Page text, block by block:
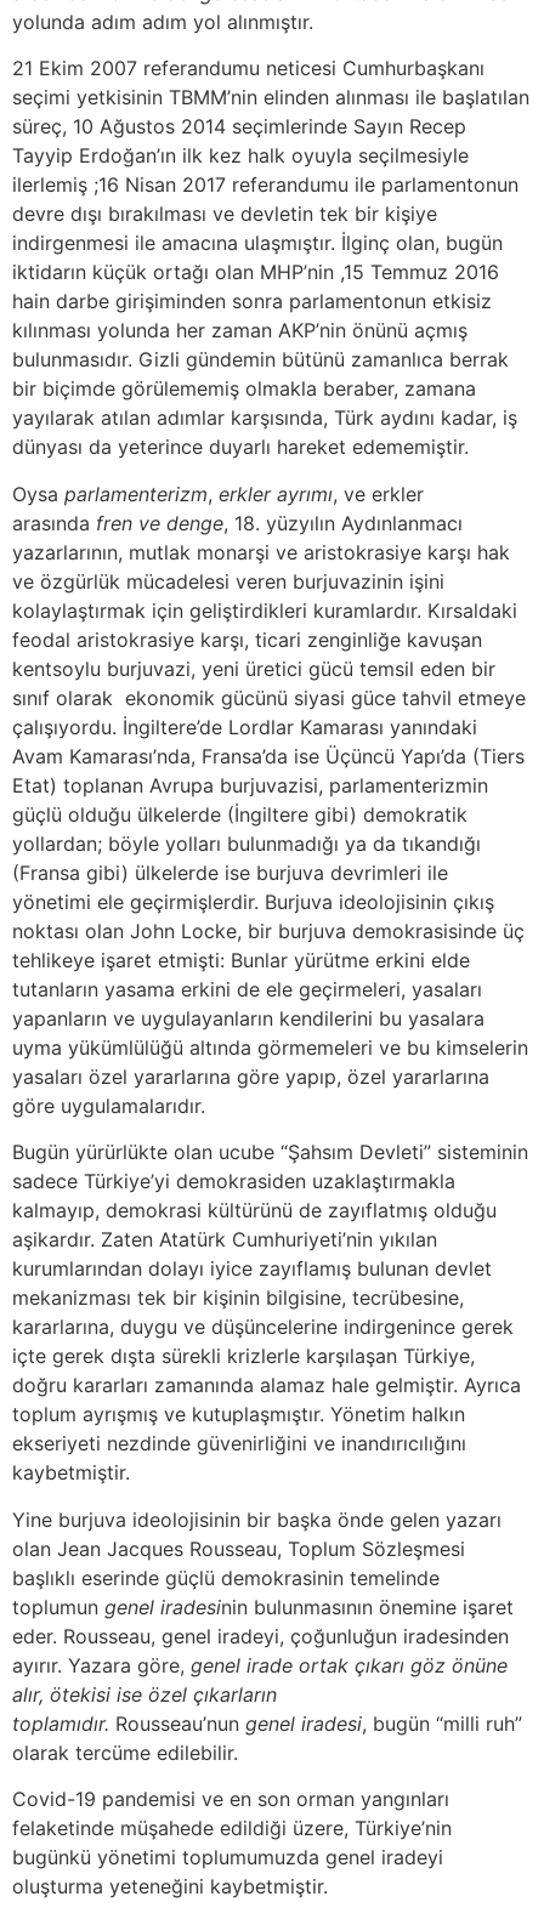
yolunda adım adım yol alınmıştır.
21 Ekim 2007 referandumu neticesi Cumhurbaşkanı
seçimi yetkisinin TBMM’nin elinden alınması ile başlatılan
süreç, 10 Ağustos 2014 seçimlerinde Sayın Recep
Tayyip Erdoğan’ın ilk kez halk oyuyla seçilmesiyle
ilerlemiş ;16 Nisan 2017 referandumu ile parlamentonun
devre dışı bırakılması ve devletin tek bir kişiye
indirgenmesi ile amacına ulaşmıştır. İlginç olan, bugün
iktidarın küçük ortağı olan MHP’nin ,15 Temmuz 2016
hain darbe girişiminden sonra parlamentonun etkisiz
kılınması yolunda her zaman AKP’nin önünü açmış
bulunmasıdır. Gizli gündemin bütünü zamanlıca berrak
bir biçimde görülememiş olmakla beraber, zamana
yayılarak atılan adımlar karşısında, Türk aydını kadar, iş
dünyası da yeterince duyarlı hareket edememiştir.
Oysa parlamenterizm, erkler ayrımı, ve erkler
arasında fren ve denge, 18. yüzyılın Aydınlanmacı
yazarlarının, mutlak monarşi ve aristokrasiye karşı hak
ve özgürlük mücadelesi veren burjuvazinin işini
kolaylaştırmak için geliştirdikleri kuramlardır. Kırsaldaki
feodal aristokrasiye karşı, ticari zenginliğe kavuşan
kentsoylu burjuvazi, yeni üretici gücü temsil eden bir
sınıf olarak ekonomik gücünü siyasi güce tahvil etmeye
çalışıyordu. İngiltere’de Lordlar Kamarası yanındaki
Avam Kamarası’nda, Fransa’da ise Üçüncü Yapı’da (Tiers
Etat) toplanan Avrupa burjuvazisi, parlamenterizmin
güçlü olduğu ülkelerde (İngiltere gibi) demokratik
yollardan; böyle yolları bulunmadığı ya da tıkandığı
(Fransa gibi) ülkelerde ise burjuva devrimleri ile
yönetimi ele geçirmişlerdir. Burjuva ideolojisinin çıkış
noktası olan John Locke, bir burjuva demokrasisinde üç
tehlikeye işaret etmişti: Bunlar yürütme erkini elde
tutanların yasama erkini de ele geçirmeleri, yasaları
yapanların ve uygulayanların kendilerini bu yasalara
uyma yükümlülüğü altında görmemeleri ve bu kimselerin
yasaları özel yararlarına göre yapıp, özel yararlarına
göre uygulamalarıdır.
Bugün yürürlükte olan ucube “Şahsım Devleti” sisteminin
sadece Türkiye’yi demokrasiden uzaklaştırmakla
kalmayıp, demokrasi kültürünü de zayıflatmış olduğu
aşikardır. Zaten Atatürk Cumhuriyeti’nin yıkılan
kurumlarından dolayı iyice zayıflamış bulunan devlet
mekanizması tek bir kişinin bilgisine, tecrübesine,
kararlarına, duygu ve düşüncelerine indirgenince gerek
içte gerek dışta sürekli krizlerle karşılaşan Türkiye,
doğru kararları zamanında alamaz hale gelmiştir. Ayrıca
toplum ayrışmış ve kutuplaşmıştır. Yönetim halkın
ekseriyeti nezdinde güvenirliğini ve inandırıcılığını
kaybetmiştir.
Yine burjuva ideolojisinin bir başka önde gelen yazarı
olan Jean Jacques Rousseau, Toplum Sözleşmesi
başlıklı eserinde güçlü demokrasinin temelinde
toplumun genel iradesinin bulunmasının önemine işaret
eder. Rousseau, genel iradeyi, çoğunluğun iradesinden
ayırır. Yazara göre, genel irade ortak çıkarı göz önüne
alır, ötekisi ise özel çıkarların
toplamıdır. Rousseau’nun genel iradesi, bugün “milli ruh”
olarak tercüme edilebilir.
Covid-19 pandemisi ve en son orman yangınları
felaketinde müşahede edildiği üzere, Türkiye’nin
bugünkü yönetimi toplumumuzda genel iradeyi
oluşturma yeteneğini kaybetmiştir.